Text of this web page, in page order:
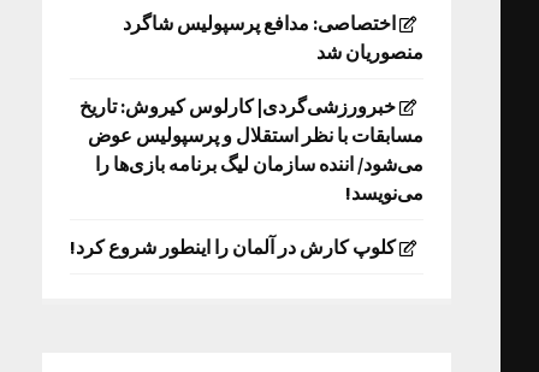
اختصاصی: مدافع پرسپولیس شاگرد
منصوریان شد
خبرورزشی‌گردی| کارلوس کیروش: تاریخ
مسابقات با نظر استقلال و پرسپولیس عوض
می‌شود/ اننده سازمان لیگ برنامه بازی‌ها را
می‌نویسد!
کلوپ کارش در آلمان را اینطور شروع کرد!